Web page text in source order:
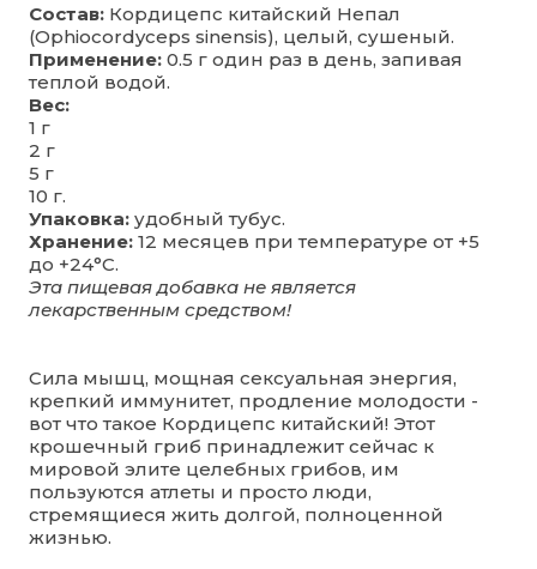
Состав: Кордицепс китайский Непал
(Ophiocordyceps sinensis), целый, сушеный.
Применение: 0.5 г один раз в день, запивая
теплой водой.
Вес:
1 г
2 г
5 г
10 г.
Упаковка: удобный тубус.
Хранение: 12 месяцев при температуре от +5
до +24°C.
Эта пищевая добавка не является
лекарственным средством!
Сила мышц, мощная сексуальная энергия,
крепкий иммунитет, продление молодости -
вот что такое Кордицепс китайский! Этот
крошечный гриб принадлежит сейчас к
мировой элите целебных грибов, им
пользуются атлеты и просто люди,
стремящиеся жить долгой, полноценной
жизнью.